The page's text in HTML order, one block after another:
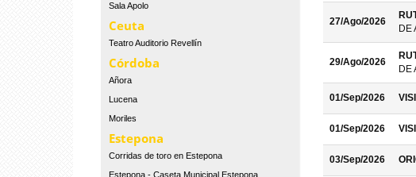
Sala Apolo
Ceuta
Teatro Auditorio Revellín
Córdoba
Añora
Lucena
Moriles
Estepona
Corridas de toro en Estepona
Estepona - Caseta Municipal Estepona
27/Ago/2026
DE
29/Ago/2026
DE
01/Sep/2026
01/Sep/2026
03/Sep/2026